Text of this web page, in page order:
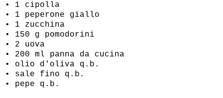
• 1 cipolla
• 1 peperone giallo
• 1 zucchina
• 150 g pomodorini
• 2 uova
• 200 ml panna da cucina
• olio d'oliva q.b.
• sale fino q.b.
• pepe q.b.